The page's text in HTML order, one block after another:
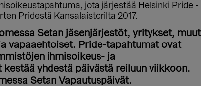
jota järjestää Helsinki Pride -
Pridestä Kansalaistorilta 2017.
Setan jäsenjärjestöt, yritykset, muut
vapaaehtoiset. Pride-tapahtumat ovat
ihmisoikeus- ja
yhdestä päivästä reiluun viikkoon.
Setan Vapautuspäivät.